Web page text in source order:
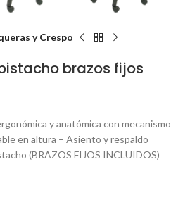
y Crespo
brazos fijos
y anatómica con mecanismo
en altura – Asiento y respaldo
(BRAZOS FIJOS INCLUIDOS)